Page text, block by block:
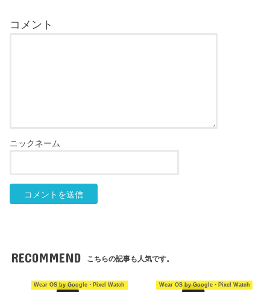
RECOMMEND こちらの記事も人気です。
Wear OS by Google・Pixel Watch Wear OS by Google・Pixel Watch